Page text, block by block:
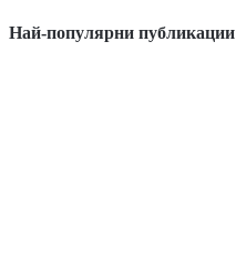
Най-популярни публикации